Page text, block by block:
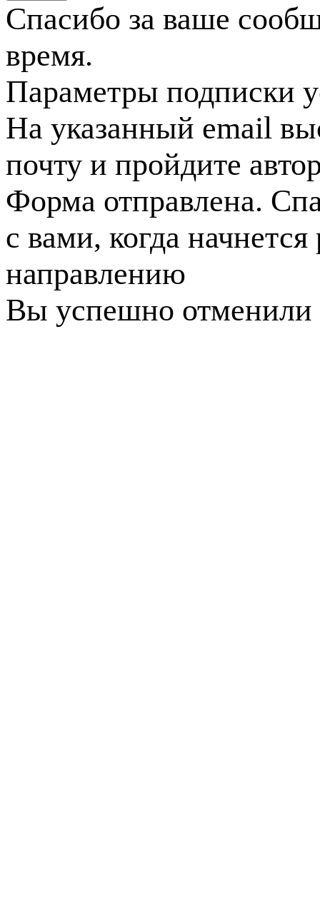
Спасибо за ваше
время.
Параметры подписки
На указанный email
почту и пройдите
Форма отправлена.
с вами, когда
направлению
Вы успешно отменили